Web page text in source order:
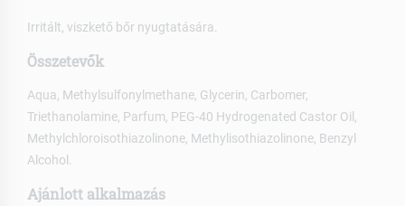
Irritált, viszkető bőr nyugtatására.
Összetevők
Aqua, Methylsulfonylmethane, Glycerin, Carbomer,
Triethanolamine, Parfum, PEG-40 Hydrogenated Castor Oil,
Methylchloroisothiazolinone, Methylisothiazolinone, Benzyl
Alcohol.
Ajánlott alkalmazás